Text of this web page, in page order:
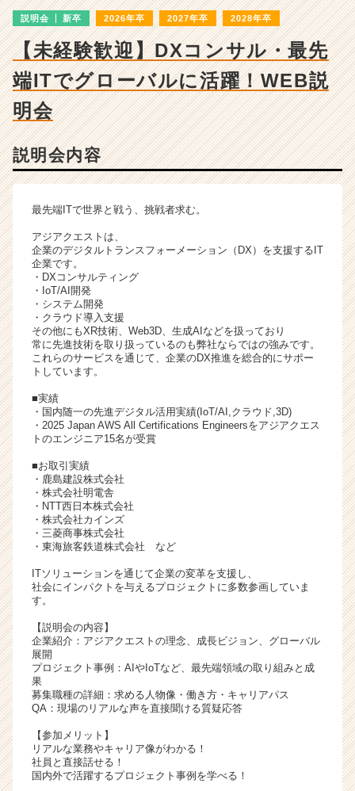
チ
ャ
ー・
長
ス
カ
ウ
届
く
イ
ト
ャ
リ
e
C
a
r
r）
説明会 新卒 2026年卒 2027年卒 2028年卒
【未経験歓迎】DXコンサル・最先
端ITでグローバルに活躍！WEB説
明会
説明会内容
最先端ITで世界と戦う、挑戦者求む。
アジアクエストは、
企業のデジタルトランスフォーメーション（DX）を支援するIT
企業です。
・DXコンサルティング
・IoT/AI開発
・システム開発
・クラウド導入支援
その他にもXR技術、Web3D、生成AIなどを扱っており
常に先進技術を取り扱っているのも弊社ならではの強みです。
これらのサービスを通じて、企業のDX推進を総合的にサポー
トしています。
■実績
・国内随一の先進デジタル活用実績(IoT/AI,クラウド,3D)
・2025 Japan AWS All Certifications Engineersをアジアクエス
トのエンジニア15名が受賞
■お取引実績
・鹿島建設株式会社
・株式会社明電舎
・NTT西日本株式会社
・株式会社カインズ
・三菱商事株式会社
・東海旅客鉄道株式会社 など
ITソリューションを通じて企業の変革を支援し、
社会にインパクトを与えるプロジェクトに多数参画していま
す。
【説明会の内容】
企業紹介：アジアクエストの理念、成長ビジョン、グローバル
展開
プロジェクト事例：AIやIoTなど、最先端領域の取り組みと成
果
募集職種の詳細：求める人物像・働き方・キャリアパス
QA：現場のリアルな声を直接聞ける質疑応答
【参加メリット】
リアルな業務やキャリア像がわかる！
社員と直接話せる！
国内外で活躍するプロジェクト事例を学べる！